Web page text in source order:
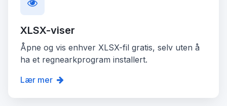
XLSX-viser
Åpne og vis enhver XLSX-fil gratis, selv uten å
ha et regnearkprogram installert.
Lær mer